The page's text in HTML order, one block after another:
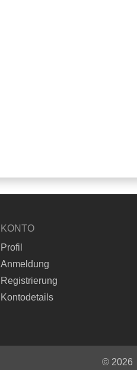
KONTO
Profil
Anmeldung
Registrierung
Kontodetails
© 2026